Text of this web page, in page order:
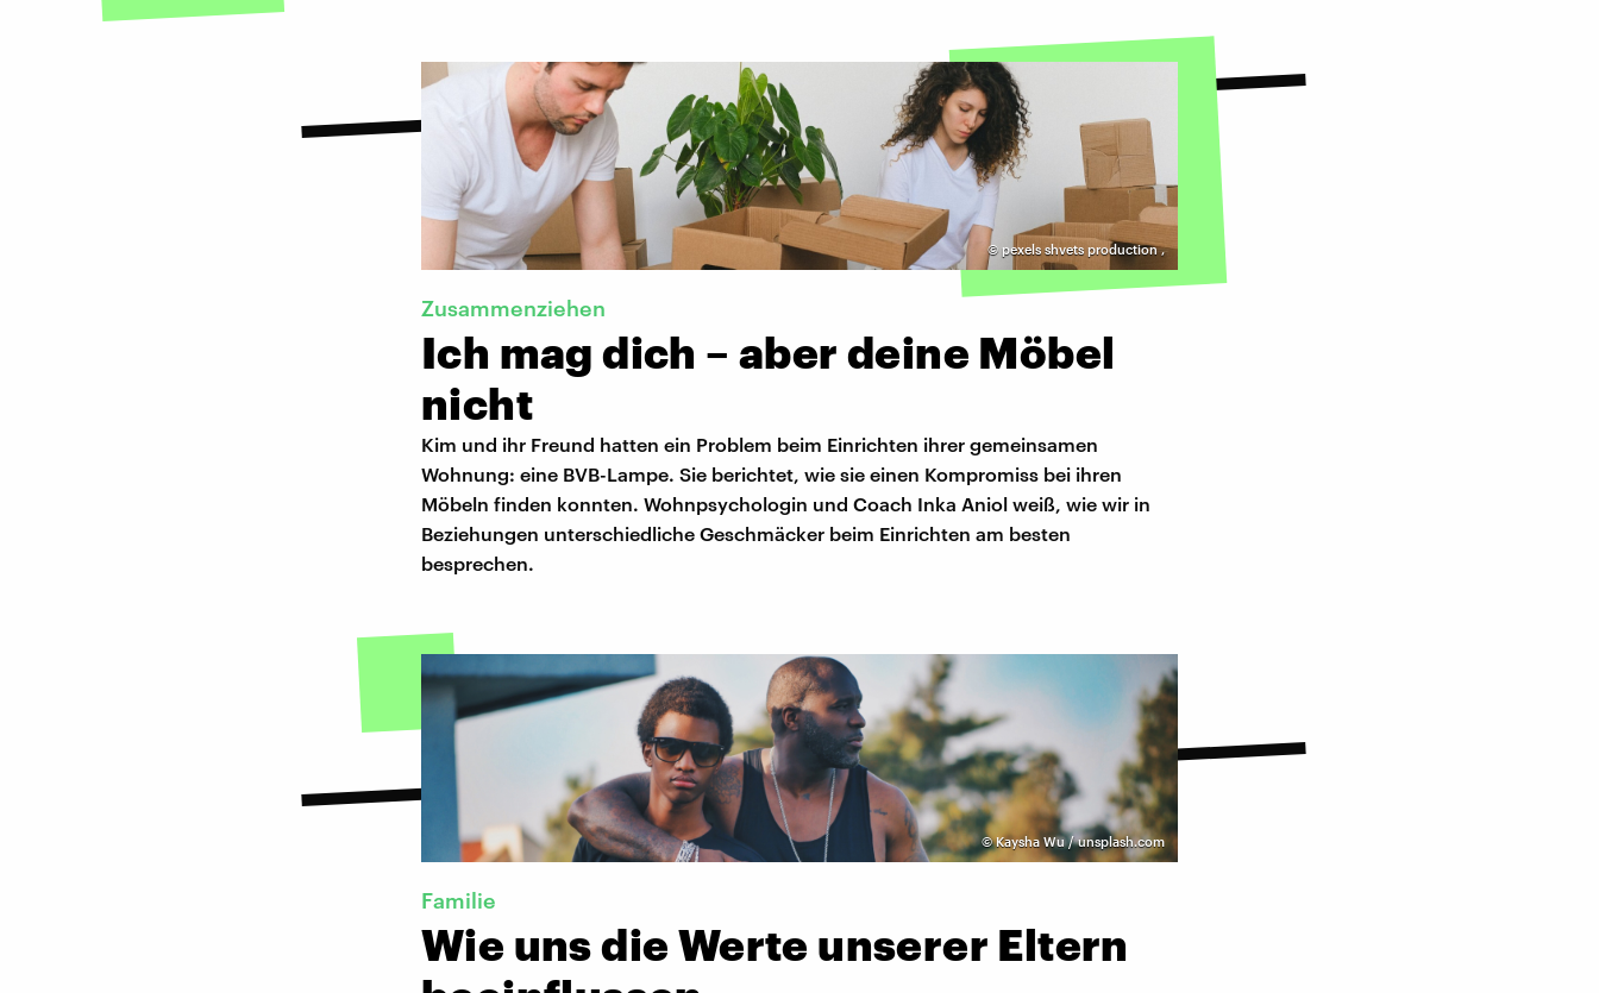
© pexels shvets production,
Zusammenziehen
Ich mag dich – aber deine Möbel
nicht
Kim und ihr Freund hatten ein Problem beim Einrichten ihrer gemeinsamen
Wohnung: eine BVB-Lampe. Sie berichtet, wie sie einen Kompromiss bei ihren
Möbeln finden konnten. Wohnpsychologin und Coach Inka Aniol weiß, wie wir in
Beziehungen unterschiedliche Geschmäcker beim Einrichten am besten
besprechen.
©Kaysha Wu / unsplash.com
Familie
Wie uns die Werte unserer Eltern